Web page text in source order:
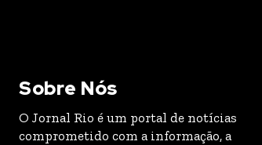
Sobre Nós
O Jornal Rio é um portal de notícias
comprometido com a informação, a